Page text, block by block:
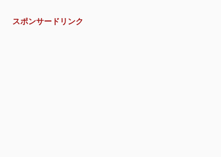
スポンサードリンク